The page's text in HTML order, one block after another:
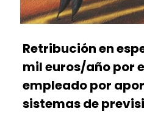
Retribución en
mil euros/año por
empleado por
sistemas de